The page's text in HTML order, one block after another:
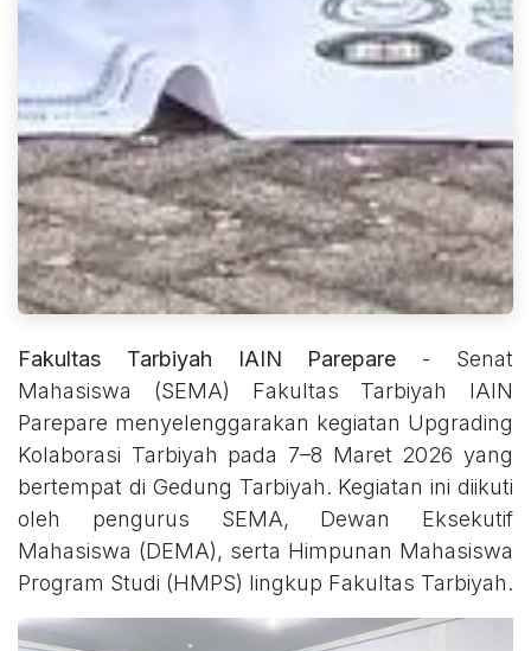
Fakultas Tarbiyah IAIN Parepare - Senat
Mahasiswa (SEMA) Fakultas Tarbiyah IAIN
Parepare menyelenggarakan kegiatan Upgrading
Kolaborasi Tarbiyah pada 7–8 Maret 2026 yang
bertempat di Gedung Tarbiyah. Kegiatan ini diikuti
oleh pengurus SEMA, Dewan Eksekutif
Mahasiswa (DEMA), serta Himpunan Mahasiswa
Program Studi (HMPS) lingkup Fakultas Tarbiyah.